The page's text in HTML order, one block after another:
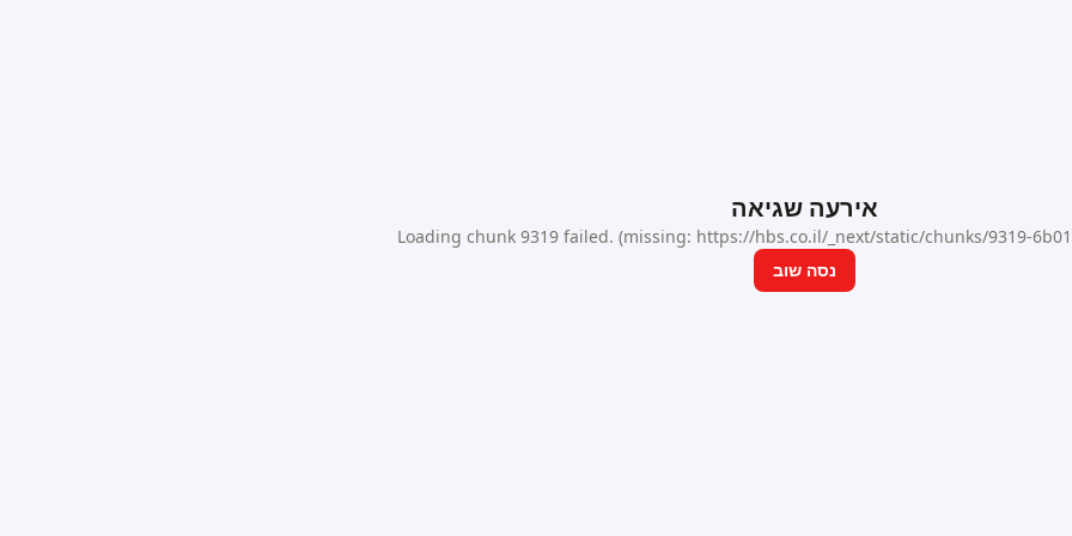
אירעה שגיאה
Loading chunk 9319 failed. (missing: https://hbs.co.il/_next/static/chunks/9319-
נסה שוב